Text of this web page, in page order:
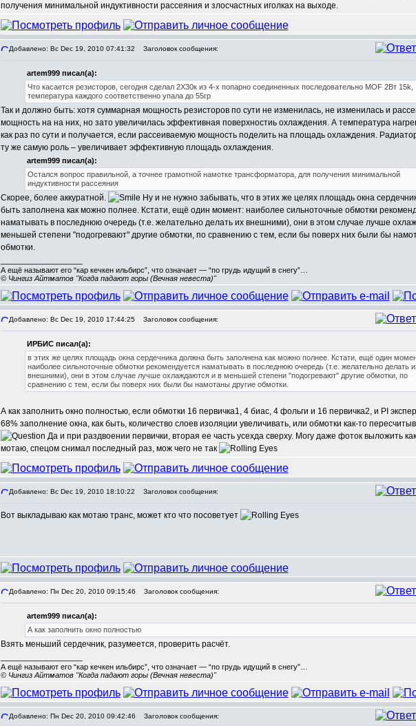
получения минимальной индуктивности рассеяния и злосчастных иголках на выходе.
Добавлено: Вс Dec 19, 2010 07:41:32 Заголовок сообщения:
artem999 писал(а):
Что касается резисторов, сегодня сделал 2Х30к из 4-х попарно соединенных последовательно MOF 2Вт 15k,
температура каждого соответственно упала до 55гр
Так и должно быть: хотя суммарная мощность резисторов по сути не изменилась, не изменилась и
мощность на на них, но зато увеличилась эффективная поверхностиь охлаждения. А температура
как раз по сути и получается, если рассеиваемую мощность поделить на площадь охлаждения.
ту же самую роль – увеличивает эффективную площадь охлаждения.
artem999 писал(а):
Остался вопрос правильной, а точнее грамотной намотке трансформатора, для получения минимальной
индуктивности рассеяния
Скорее, более аккуратной.
Ну и не нужно забывать, что в этих же целях площадь окна
быть заполнена как можно полнее. Кстати, ещё один момент: наиболее сильноточные обмотки
наматывать в последнюю очередь (т.е. желательно делать их внешними), они в этом случае лучше
меньшей степени "подогревают" другие обмотки, по сравнению с тем, если бы поверх них были бы
обмотки.
А ещё называют его “кар кечкен ильбирс”, что означает — “по грудь идущий в снегу”…
© Чингиз Айтматов "Когда падают горы (Вечная невеста)"
Добавлено: Вс Dec 19, 2010 17:44:25 Заголовок сообщения:
ИРБИС писал(а):
в этих же целях площадь окна сердечника должна быть заполнена как можно полнее. Кстати, ещё один
наиболее сильноточные обмотки рекомендуется наматывать в последнюю очередь (т.е. желательно делать
внешними), они в этом случае лучше охлаждаются и в меньшей степени "подогревают" другие обмотки, по
сравнению с тем, если бы поверх них были бы намотаны другие обмотки.
А как заполнить окно полностью, если обмотки 16 первичка1, 4 биас, 4 фольги и 16 первичка2, и PI
68% заполнение окна, как быть, количество слоев изоляции увеличивать, или обмотки как-то
Да и при раздвоении первички, вторая ее часть усехда сверху. Могу даже фоток выложить
мотаю, спецом снимал последный раз, мож чего не так
Добавлено: Вс Dec 19, 2010 18:10:22 Заголовок сообщения:
Вот выкладываю как мотаю транс, может кто что посоветует
Добавлено: Пн Dec 20, 2010 09:15:46 Заголовок сообщения:
artem999 писал(а):
А как заполнить окно полностью
Взять меньший сердечник, разумеется, проверить расчёт.
А ещё называют его “кар кечкен ильбирс”, что означает — “по грудь идущий в снегу”…
© Чингиз Айтматов "Когда падают горы (Вечная невеста)"
Добавлено: Пн Dec 20, 2010 09:42:46 Заголовок сообщения: